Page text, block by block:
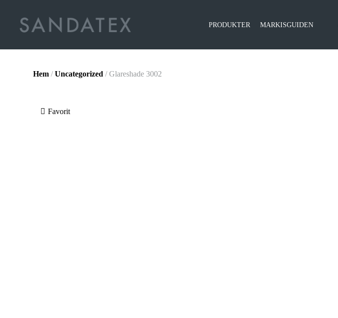
PRODUKTER MARKISGUIDEN
Hem /Uncategorized / Glareshade 3002
Favorit